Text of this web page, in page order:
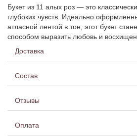
Букет из 11 алых роз — это
глубоких чувств. Идеально
атласной лентой в тон, этот букет
способом выразить любовь и
Доставка
Состав
Отзывы
Оплата